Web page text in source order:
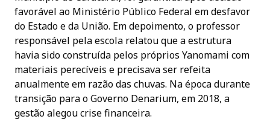
favorável ao Ministério Público Federal em desfavor
do Estado e da União. Em depoimento, o professor
responsável pela escola relatou que a estrutura
havia sido construída pelos próprios Yanomami com
materiais perecíveis e precisava ser refeita
anualmente em razão das chuvas. Na época durante
transição para o Governo Denarium, em 2018, a
gestão alegou crise financeira.